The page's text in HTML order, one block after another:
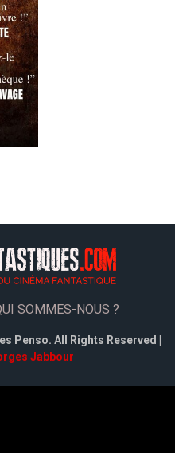
SOMMES-NOUS ?
Penso. All Rights Reserved |
Jabbour